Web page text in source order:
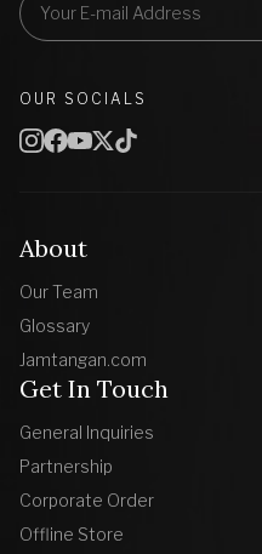
About
Our Team
Glossary
Jamtangan.com
Get In Touch
General Inquiries
Partnership
Corporate Order
Offline Store
OUR SOCIALS